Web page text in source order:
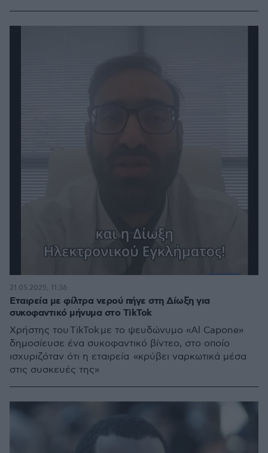
Εταιρεία με φίλτρα νερού πήγε στη Δίωξη για
συκοφαντικό μήνυμα στο TikTok
Χρήστης του TikTok με το ψευδώνυμο «Al Capone»
δημοσίευσε ένα συκοφαντικό βίντεο, στο οποίο
ισχυριζόταν ότι η εταιρεία «κρύβει ναρκωτικά μέσα
στις συσκευές της»
21.05.2025, 11:36